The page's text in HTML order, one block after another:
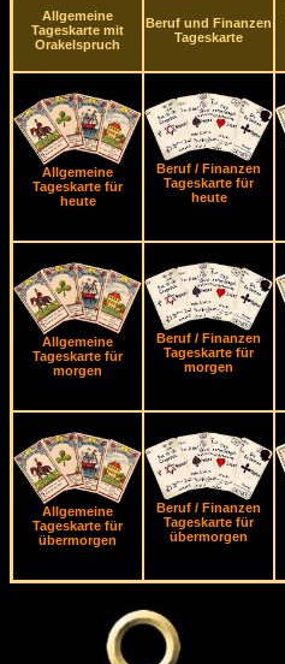
Allgemeine
Tageskarte mit
Orakelspruch
Beruf und Finanzen
Tageskarte
Allgemeine
Tageskarte für
heute
Beruf / Finanzen
Tageskarte für
heute
Allgemeine
Tageskarte für
morgen
Beruf / Finanzen
Tageskarte für
morgen
Allgemeine
Tageskarte für
übermorgen
Beruf / Finanzen
Tageskarte für
übermorgen